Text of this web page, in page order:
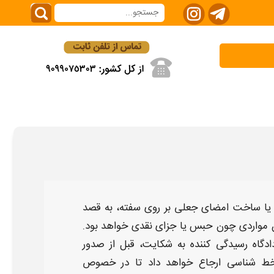
یا ساخت امضای جعلی بر روی سفته،به قصد
چون حبس یا جزای نقدی خواهد بود.
رسیدگی کننده به شکایت، قبل از صدور
شناسی ارجاع خواهد داد تا در خصوص